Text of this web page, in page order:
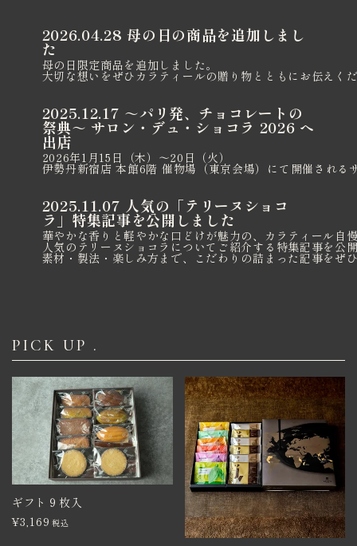
2026.04.28 母の日の商品を追加しまし
た
母の日限定商品を追加しました。
大切な想いをぜひカラティールの贈り物とともにお伝えく
2025.12.17 ～パリ発、チョコレートの
祭典～ サロン・デュ・ショコラ 2026 へ
出店
2026年1月15日（木）〜20日（火）
伊勢丹新宿店 本館6階 催物場（東京会場）にて開催され
2025.11.07 人気の「テリーヌショコ
ラ」特集記事を公開しました
華やかな香りと軽やかな口どけが魅力の、カラティール自
人気のテリーヌショコラについてご紹介する特集記事を公
素材・製法・楽しみ方まで、こだわりの詰まった記事をぜ
PICK UP .
ギフト９枚入
¥3,169 税込